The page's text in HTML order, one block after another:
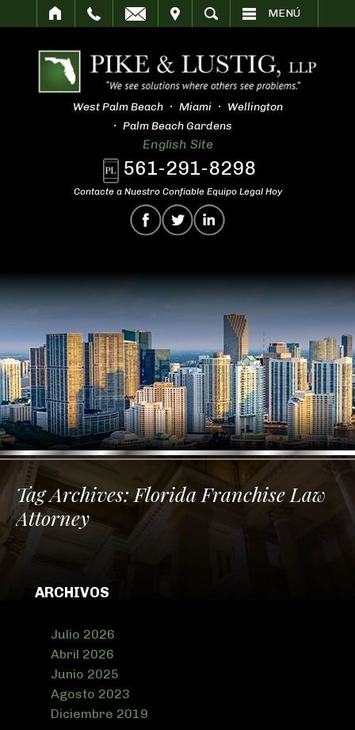
BUSCAR MENÚ
West Palm Beach Miami
Wellington
Palm Beach Gardens
English Site
561-291-8298
Contacte a Nuestro Confiable Equipo Legal Hoy
Tag Archives: Florida Franchise Law
Attorney
ARCHIVOS
Julio 2026
Abril 2026
Junio 2025
Agosto 2023
Diciembre 2019